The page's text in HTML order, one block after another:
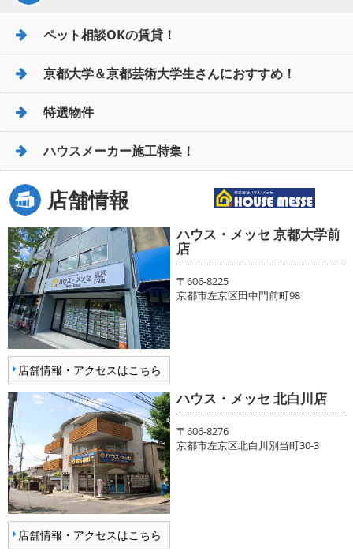
ペット相談OKの賃貸！
京都大学＆京都芸術大学生さんにおすすめ！
特選物件
ハウスメーカー施工特集！
店舗情報
店舗情報・アクセスはこちら
ハウス・メッセ 京都大学前
店
〒606-8225
京都市左京区田中門前町98
店舗情報・アクセスはこちら
ハウス・メッセ 北白川店
〒606-8276
京都市左京区北白川別当町30-3